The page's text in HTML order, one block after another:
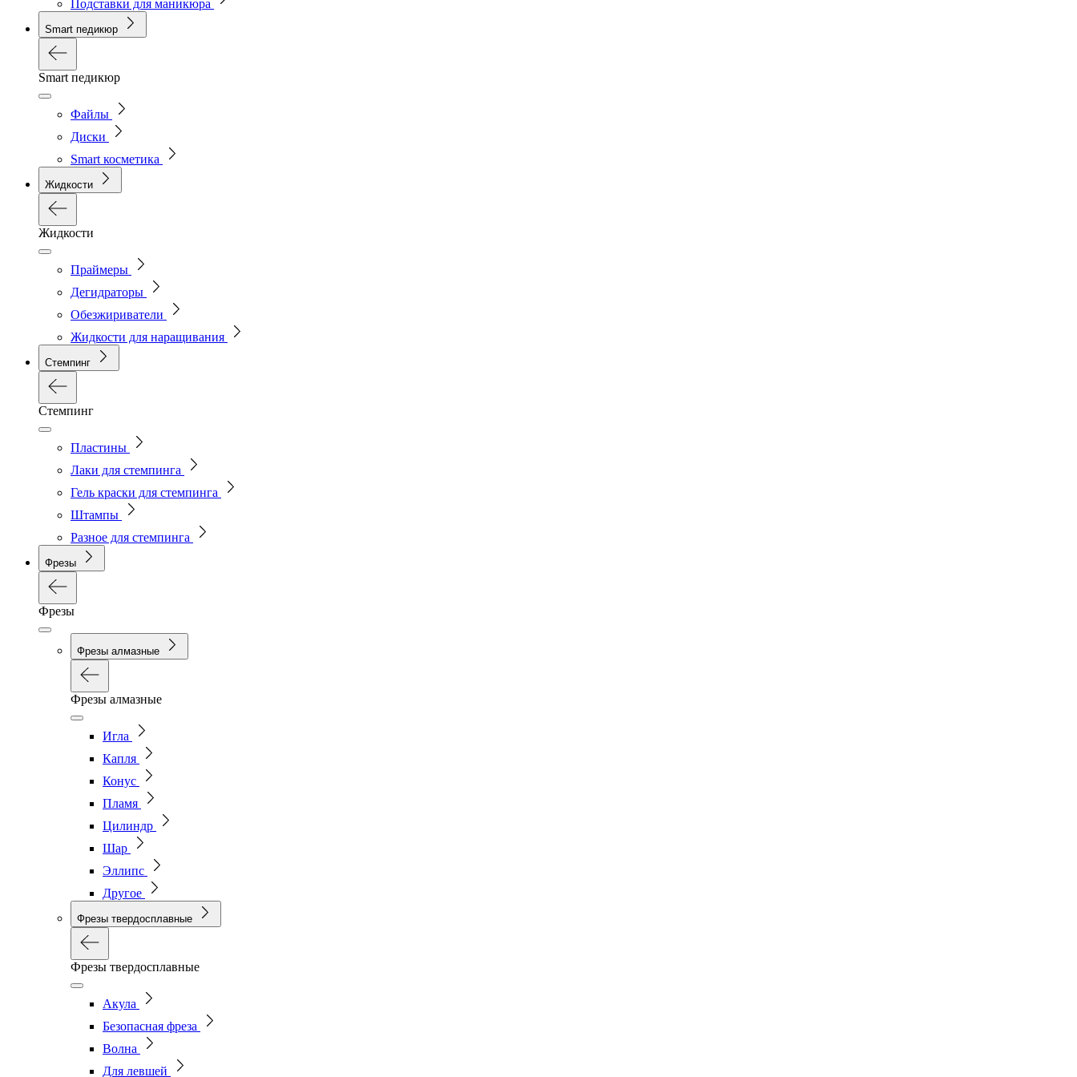
Подставки для маникюра
Smart педикюр
Smart педикюр
Файлы
Диски
Smart косметика
Жидкости
Жидкости
Праймеры
Дегидраторы
Обезжириватели
Жидкости для наращивания
Стемпинг
Стемпинг
Пластины
Лаки для стемпинга
Гель краски для стемпинга
Штампы
Разное для стемпинга
Фрезы
Фрезы
Фрезы алмазные
Фрезы алмазные
Игла
Капля
Конус
Пламя
Цилиндр
Шар
Эллипс
Другое
Фрезы твердосплавные
Фрезы твердосплавные
Акула
Безопасная фреза
Волна
Для левшей